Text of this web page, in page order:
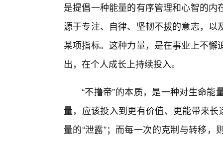
是提倡一种能量的有序管理和心智的
源于专注、自律、坚韧不拔的意志，
某项指标。这种力量，是在事业上不
出，在个人成长上持续投入。
“不撸帝”的本质，是一种对生命
量，应该投入到更有价值、更能带来
量的“泄露”；而每一次的克制与转移